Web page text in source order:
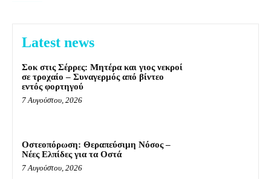
Latest news
Σοκ στις Σέρρες: Μητέρα και γιος νεκροί
σε τροχαίο – Συναγερμός από βίντεο
εντός φορτηγού
7 Αυγούστου, 2026
Οστεοπόρωση: Θεραπεύσιμη Νόσος –
Νέες Ελπίδες για τα Οστά
7 Αυγούστου, 2026